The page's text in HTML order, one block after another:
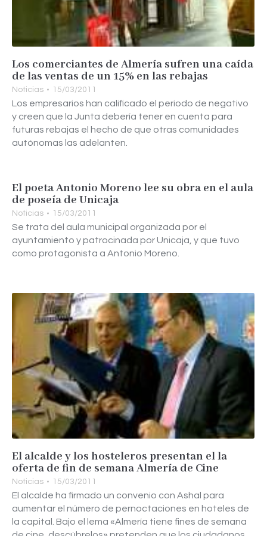
Los comerciantes de Almería sufren una caída
de las ventas de un 15% en las rebajas
Noticias 15/03/2011
Los empresarios han calificado el periodo de negativo
y creen que la Junta debería tener en cuenta para
futuras rebajas el hecho de que otras comunidades
autónomas las adelanten.
El poeta Antonio Moreno lee su obra en el aula
de poseía de Unicaja
Noticias 15/03/2011
Se trata del aula municipal organizada por el
ayuntamiento y patrocinada por Unicaja, y que tuvo
como protagonista a Antonio Moreno.
El alcalde y los hosteleros presentan el la
oferta de fin de semana Almería de Cine
Noticias 15/03/2011
El alcalde ha firmado un convenio con Ashal para
aumentar el número de pernoctaciones en hoteles de
la capital. Bajo el lema «Almería tiene fines de semana